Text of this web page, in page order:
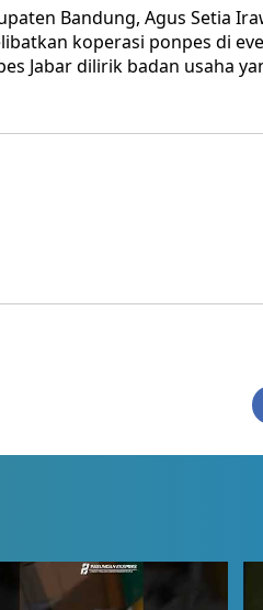
Bandung, Agus Setia
koperasi ponpes di
Jabar dilirik badan usaha